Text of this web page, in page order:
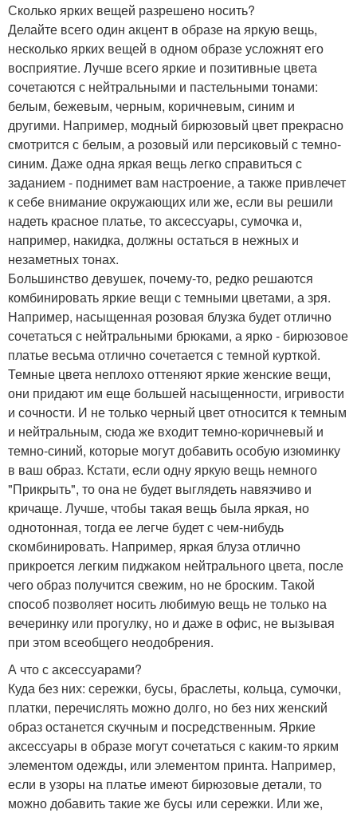
Сколько ярких вещей разрешено носить?
Делайте всего один акцент в образе на яркую вещь,
несколько ярких вещей в одном образе усложнят его
восприятие. Лучше всего яркие и позитивные цвета
сочетаются с нейтральными и пастельными тонами:
белым, бежевым, черным, коричневым, синим и
другими. Например, модный бирюзовый цвет прекрасно
смотрится с белым, а розовый или персиковый с темно-
синим. Даже одна яркая вещь легко справиться с
заданием - поднимет вам настроение, а также привлечет
к себе внимание окружающих или же, если вы решили
надеть красное платье, то аксессуары, сумочка и,
например, накидка, должны остаться в нежных и
незаметных тонах.
Большинство девушек, почему-то, редко решаются
комбинировать яркие вещи с темными цветами, а зря.
Например, насыщенная розовая блузка будет отлично
сочетаться с нейтральными брюками, а ярко - бирюзовое
платье весьма отлично сочетается с темной курткой.
Темные цвета неплохо оттеняют яркие женские вещи,
они придают им еще большей насыщенности, игривости
и сочности. И не только черный цвет относится к темным
и нейтральным, сюда же входит темно-коричневый и
темно-синий, которые могут добавить особую изюминку
в ваш образ. Кстати, если одну яркую вещь немного
"Прикрыть", то она не будет выглядеть навязчиво и
кричаще. Лучше, чтобы такая вещь была яркая, но
однотонная, тогда ее легче будет с чем-нибудь
скомбинировать. Например, яркая блуза отлично
прикроется легким пиджаком нейтрального цвета, после
чего образ получится свежим, но не броским. Такой
способ позволяет носить любимую вещь не только на
вечеринку или прогулку, но и даже в офис, не вызывая
при этом всеобщего неодобрения.
А что с аксессуарами?
Куда без них: сережки, бусы, браслеты, кольца, сумочки,
платки, перечислять можно долго, но без них женский
образ останется скучным и посредственным. Яркие
аксессуары в образе могут сочетаться с каким-то ярким
элементом одежды, или элементом принта. Например,
если в узоры на платье имеют бирюзовые детали, то
можно добавить такие же бусы или сережки. Или же,